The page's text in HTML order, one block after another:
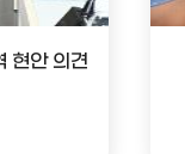
현안 의견